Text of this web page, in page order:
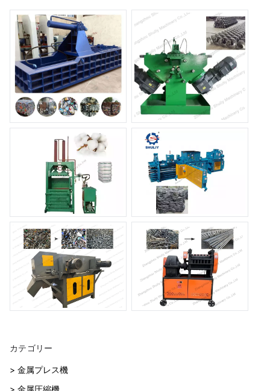
カテゴリー
> 金属プレス機
> 金属圧縮機